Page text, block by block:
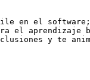
en el
el aprendizaje
y te